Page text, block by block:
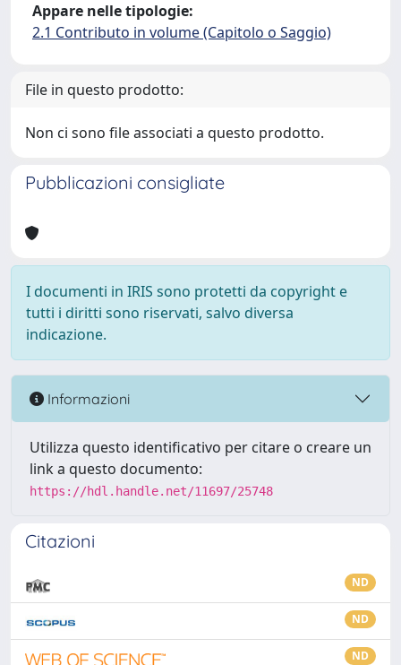
Appare nelle tipologie:
2.1 Contributo in volume (Capitolo o Saggio)
File in questo prodotto:
Non ci sono file associati a questo prodotto.
Pubblicazioni consigliate
I documenti in IRIS sono protetti da copyright e
tutti i diritti sono riservati, salvo diversa
indicazione.
Informazioni
Utilizza questo identificativo per citare o creare un
link a questo documento:
https://hdl.handle.net/11697/25748
Citazioni
ND
ND
ND